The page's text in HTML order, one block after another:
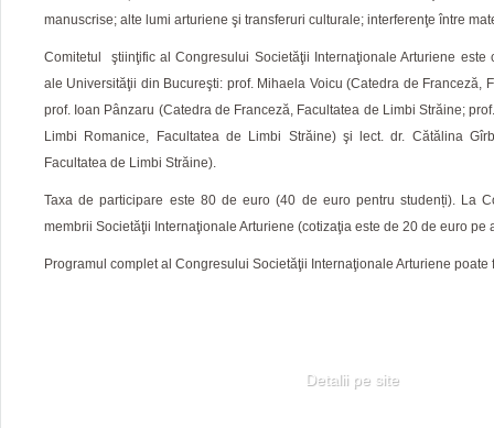
manuscrise; alte lumi arturiene şi transferuri culturale; interferenţe între
Comitetul ştiinţific al Congresului Societăţii Internaţionale Arturiene este
ale Universităţii din Bucureşti: prof. Mihaela Voicu (Catedra de Franceză,
prof. Ioan Pânzaru (Catedra de Franceză, Facultatea de Limbi Străine;
Limbi Romanice, Facultatea de Limbi Străine) şi lect. dr. Cătălina
Facultatea de Limbi Străine).
Taxa de participare este 80 de euro (40 de euro pentru studenți). La
membrii Societăţii Internaţionale Arturiene (cotizaţia este de 20 de euro pe
Programul complet al Congresului Societăţii Internaţionale Arturiene poate
Detalii pe site